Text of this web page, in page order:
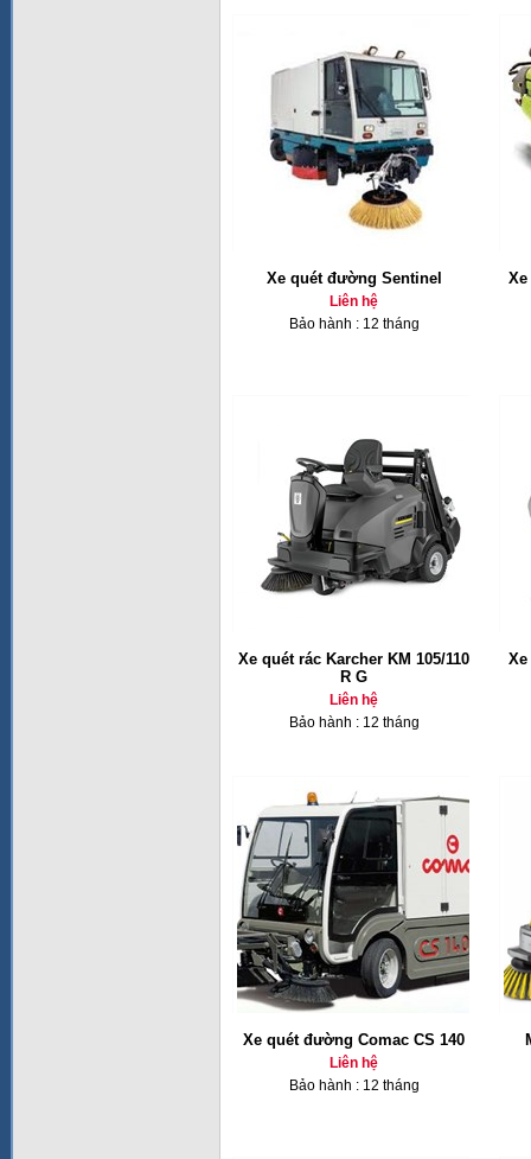
Xe quét đường Sentinel
Liên hệ
Bảo hành : 12 tháng
Xe quét rác Karcher KM 105/110
R G
Liên hệ
Bảo hành : 12 tháng
Xe quét đường Comac CS 140
Liên hệ
Bảo hành : 12 tháng